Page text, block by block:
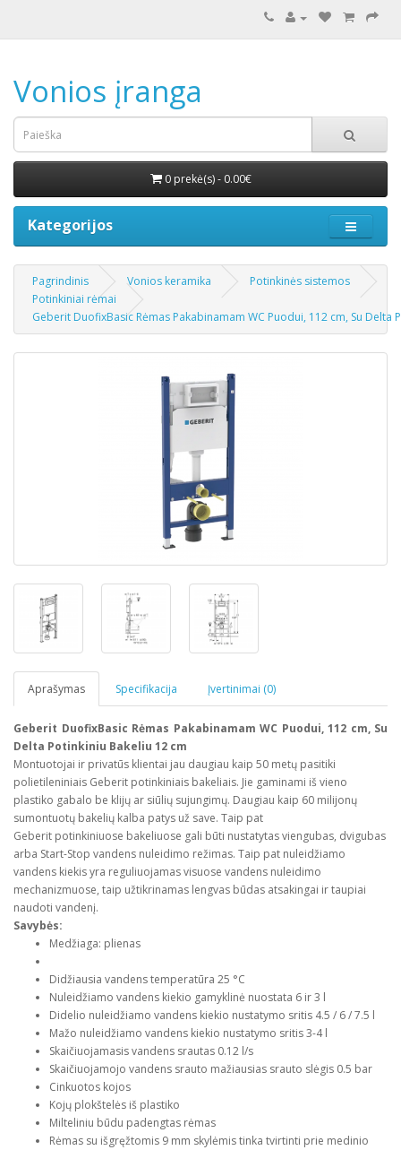
Vonios įranga
0 prekė(s) - 0.00€
Kategorijos
Pagrindinis Vonios keramika
Potinkinės sistemos
Potinkiniai rėmai
Geberit DuofixBasic Rėmas Pakabinamam WC Puodui, 112 cm, Su Delta
Aprašymas Specifikacija Įvertinimai (0)
Geberit DuofixBasic Rėmas Pakabinamam WC Puodui, 112 cm, Su
Delta Potinkiniu Bakeliu 12 cm
Montuotojai ir privatūs klientai jau daugiau kaip 50 metų pasitiki
polietileniniais Geberit potinkiniais bakeliais. Jie gaminami iš vieno
plastiko gabalo be klijų ar siūlių sujungimų. Daugiau kaip 60 milijonų
sumontuotų bakelių kalba patys už save. Taip pat
Geberit potinkiniuose bakeliuose gali būti nustatytas viengubas, dvigubas
arba Start-Stop vandens nuleidimo režimas. Taip pat nuleidžiamo
vandens kiekis yra reguliuojamas visuose vandens nuleidimo
mechanizmuose, taip užtikrinamas lengvas būdas atsakingai ir taupiai
naudoti vandenį.
Savybės:
Medžiaga: plienas
Didžiausia vandens temperatūra 25 °C
Nuleidžiamo vandens kiekio gamyklinė nuostata 6 ir 3 l
Didelio nuleidžiamo vandens kiekio nustatymo sritis 4.5 / 6 / 7.5 l
Mažo nuleidžiamo vandens kiekio nustatymo sritis 3-4 l
Skaičiuojamasis vandens srautas 0.12 l/s
Skaičiuojamojo vandens srauto mažiausias srauto slėgis 0.5 bar
Cinkuotos kojos
Kojų plokštelės iš plastiko
Milteliniu būdu padengtas rėmas
Rėmas su išgręžtomis 9 mm skylėmis tinka tvirtinti prie medinio